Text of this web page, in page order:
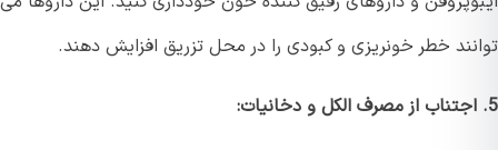
خطر خونریزی و کبودی را در محل تزریق افزایش دهند.